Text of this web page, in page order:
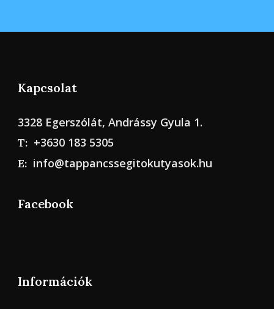
Kapcsolat
3328 Egerszólát, Andrássy Gyula 1.
T: +3630 183 5305
E: info@tappancssegitokutyasok.hu
Facebook
Információk